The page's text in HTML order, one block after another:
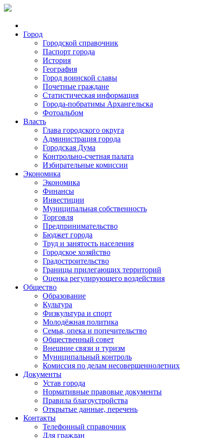
Город
Городской справочник
Паспорт города
История
География
Город воинской славы
Почетные граждане
Статистическая информация
Города-побратимы Архангельска
Фотоальбом
Власть
Глава городского округа
Администрация города
Городская Дума
Контрольно-счетная палата
Избирательные комиссии
Экономика
Экономика
Финансы
Инвестиции
Муниципальная собственность
Торговля
Предпринимательство
Бюджет города
Труд и занятость населения
Городское хозяйство
Градостроительство
Границы прилегающих территорий
Оценка регулирующего воздействия
Общество
Образование
Культура
Физкультура и спорт
Молодёжная политика
Семья, опека и попечительство
Общественный совет
Внешние связи и туризм
Муниципальный контроль
Комиссия по делам несовершеннолетних
Документы
Устав города
Нормативные правовые документы
Правила благоустройства
Открытые данные, перечень
Контакты
Телефонный справочник
Для граждан